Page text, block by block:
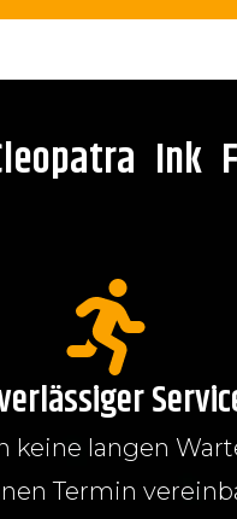
Ink
keine langen
Termin